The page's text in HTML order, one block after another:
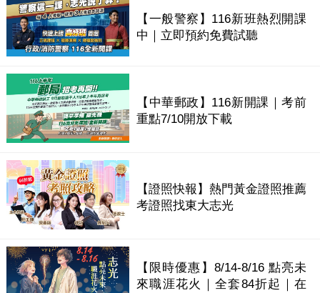
【一般警察】116新班熱烈開課
中｜立即預約免費試聽
【中華郵政】116新開課｜考前
重點7/10開放下載
【證照快報】熱門黃金證照推薦
考證照找東大志光
【限時優惠】8/14-8/16 點亮未
來職涯花火｜全套84折起｜在